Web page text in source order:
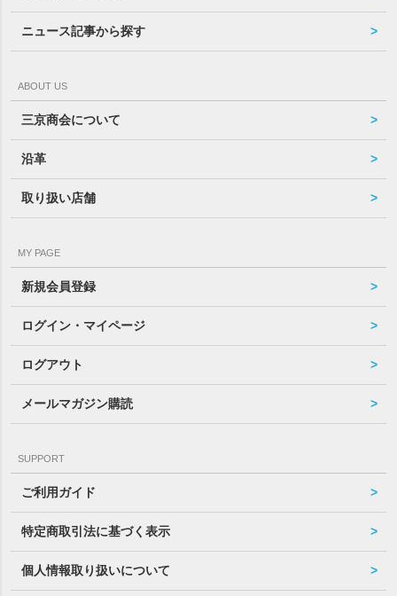
ニュース記事から探す
ABOUT US
三京商会について
沿革
取り扱い店舗
MY PAGE
新規会員登録
ログイン・マイページ
ログアウト
メールマガジン購読
SUPPORT
ご利用ガイド
特定商取引法に基づく表示
個人情報取り扱いについて